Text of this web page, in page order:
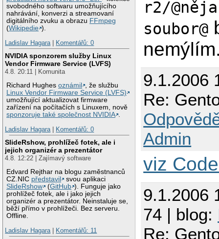
svobodného softwaru umožňujícího
nahrávání, konverzi a streamovaní
digitálního zvuku a obrazu FFmpeg
(Wikipedie ).
Ladislav Hagara| Komentářů: 0
NVIDIA sponzorem služby Linux
Vendor Firmware Service (LVFS)
4.8. 20:11 | Komunita
Richard Hughesoznámil
, že službu
Linux Vendor Firmware Service (LVFS)
umožňující aktualizovat firmware
zařízení na počítačích s Linuxem, nově
sponzoruje také společnost NVIDIA .
Ladislav Hagara| Komentářů: 0
SlideRshow, prohlížeč fotek, ale i
jejich organizér a prezentátor
4.8. 12:22 | Zajímavý software
Edvard Rejthar na blogu zaměstnanců
CZ.NIC představil
svou aplikaci
SlideRshow
(GitHub ). Funguje jako
prohlížeč fotek, ale i jako jejich
organizér a prezentátor. Neinstaluje se,
běží přímo v prohlížeči. Bez serveru.
Offline.
Ladislav Hagara| Komentářů: 11
>>> md5 files
>>> md5 files
>>> md5 files
>>> md5 files
>>> md5 files
>>> md5 files
>>> md5 files
>>> md5 files
>>> md5 files
>>> md5 files
>>> md5 files
>>> md5 files
>>> md5 files
>>> md5 files
>>> md5 files
>>> md5 files
>>> md5 files
>>> md5 files
>>> md5 files
>>> md5 files
>>> md5 files
>>> md5 files
>>> md5 files
>>> md5 files
>>> md5 files
>>> md5 files
>>> md5 files
r2/
soubor@
9.1.2006
Re:
Admin
viz
9.1.2006
74 | blog:
Re: